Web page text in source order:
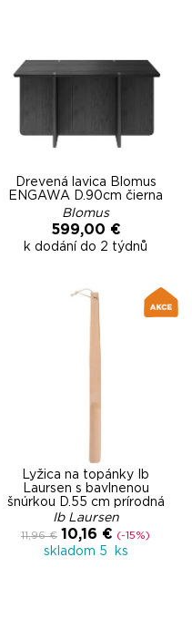
Drevená lavica Blomus
ENGAWA D.90cm čierna
Blomus
599,00 €
k dodání do 2 týdnů
Lyžica na topánky Ib
Laursen s bavlnenou
šnúrkou D.55 cm prírodná
Ib Laursen
11,96 € 10,16 € (-15%)
skladom 5 ks